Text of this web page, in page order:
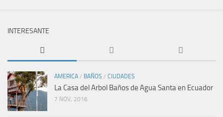
INTERESANTE
AMERICA / BAÑOS / CIUDADES
La Casa del Arbol Baños de Agua Santa en Ecuador
7 NOV, 2016